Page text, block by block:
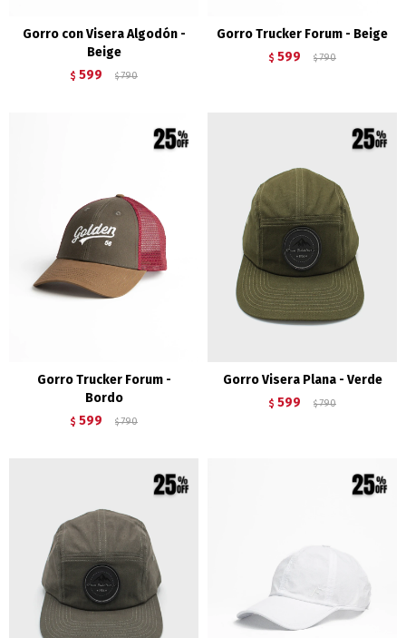
Gorro con Visera Algodón -
Beige
$ 599 $ 790
Gorro Trucker Forum - Beige
$ 599 $ 790
Gorro Trucker Forum -
Bordo
$ 599 $ 790
Gorro Visera Plana - Verde
$ 599 $ 790